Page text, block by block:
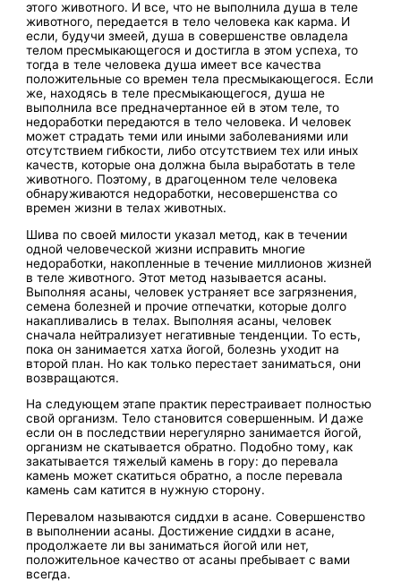
этого животного. И все, что не выполнила душа в теле
животного, передается в тело человека как карма. И
если, будучи змеей, душа в совершенстве овладела
телом пресмыкающегося и достигла в этом успеха, то
тогда в теле человека душа имеет все качества
положительные со времен тела пресмыкающегося. Если
же, находясь в теле пресмыкающегося, душа не
выполнила все предначертанное ей в этом теле, то
недоработки передаются в тело человека. И человек
может страдать теми или иными заболеваниями или
отсутствием гибкости, либо отсутствием тех или иных
качеств, которые она должна была выработать в теле
животного. Поэтому, в драгоценном теле человека
обнаруживаются недоработки, несовершенства со
времен жизни в телах животных.
Шива по своей милости указал метод, как в течении
одной человеческой жизни исправить многие
недоработки, накопленные в течение миллионов жизней
в теле животного. Этот метод называется асаны.
Выполняя асаны, человек устраняет все загрязнения,
семена болезней и прочие отпечатки, которые долго
накапливались в телах. Выполняя асаны, человек
сначала нейтрализует негативные тенденции. То есть,
пока он занимается хатха йогой, болезнь уходит на
второй план. Но как только перестает заниматься, они
возвращаются.
На следующем этапе практик перестраивает полностью
свой организм. Тело становится совершенным. И даже
если он в последствии нерегулярно занимается йогой,
организм не скатывается обратно. Подобно тому, как
закатывается тяжелый камень в гору: до перевала
камень может скатиться обратно, а после перевала
камень сам катится в нужную сторону.
Перевалом называются сиддхи в асане. Совершенство
в выполнении асаны. Достижение сиддхи в асане,
продолжаете ли вы заниматься йогой или нет,
положительное качество от асаны пребывает с вами
всегда.